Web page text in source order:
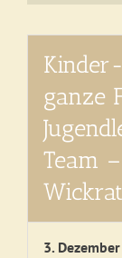
ganze
Team
3.